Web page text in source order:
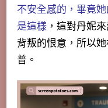
不安全感的，畢竟
是這樣 ，這對丹妮
背叛的恨意，所以
普。